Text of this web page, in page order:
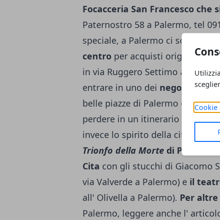
Cookie
Focacceria San Francesco che
Paternostro 58 a Palermo, tel
speciale, a Palermo ci sono
centro per acquisti originali.
in via Ruggero Settimo a
entrare in uno dei negozi
belle piazze di Palermo è
perdere in un itinerario di
invece lo spirito della città. La
Trionfo della Morte di Palazzo
Cita con gli stucchi di Giacomo
via Valverde a Palermo) e il
all' Olivella a Palermo). Per
Palermo, leggere anche l'